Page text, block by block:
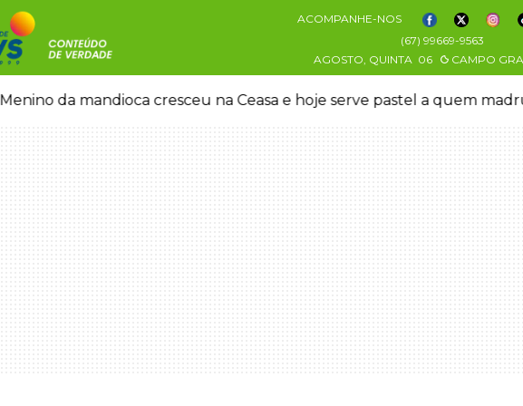
ACOMPANHE-NOS
(67) 99669-9563
AGOSTO, QUINTA 06 CAMPO
Menino da mandioca cresceu na Ceasa e hoje serve pastel a quem